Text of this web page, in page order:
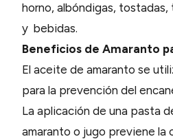
horno, albóndigas, tostadas,
y bebidas.
Beneficios de Amaranto
El aceite de amaranto se
para la prevención del
La aplicación de una pasta
amaranto o jugo previene la